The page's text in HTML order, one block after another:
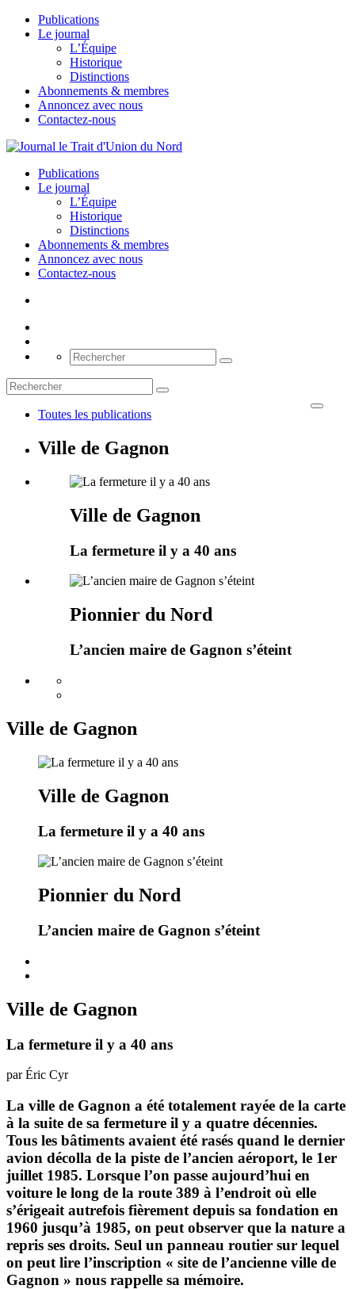
Publications
Le journal
L’Équipe
Historique
Distinctions
Abonnements & membres
Annoncez avec nous
Contactez-nous
Publications
Le journal
L’Équipe
Historique
Distinctions
Abonnements & membres
Annoncez avec nous
Contactez-nous
Toutes les publications
Ville de Gagnon
Ville de Gagnon
La fermeture il y a 40 ans
Pionnier du Nord
L’ancien maire de Gagnon s’éteint
Ville de Gagnon
Ville de Gagnon
La fermeture il y a 40 ans
Pionnier du Nord
L’ancien maire de Gagnon s’éteint
Ville de Gagnon
La fermeture il y a 40 ans
par Éric Cyr
La ville de Gagnon a été totalement rayée de la carte
à la suite de sa fermeture il y a quatre décennies.
Tous les bâtiments avaient été rasés quand le dernier
avion décolla de la piste de l’ancien aéroport, le 1er
juillet 1985. Lorsque l’on passe aujourd’hui en
voiture le long de la route 389 à l’endroit où elle
s’érigeait autrefois fièrement depuis sa fondation en
1960 jusqu’à 1985, on peut observer que la nature a
repris ses droits. Seul un panneau routier sur lequel
on peut lire l’inscription « site de l’ancienne ville de
Gagnon » nous rappelle sa mémoire.